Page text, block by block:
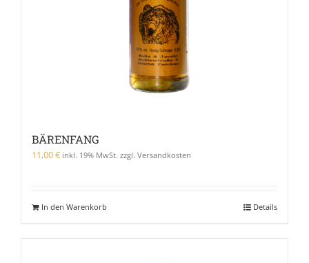
BÄRENFANG
11,00€ inkl. 19% MwSt. zzgl. Versandkosten
In den Warenkorb Details